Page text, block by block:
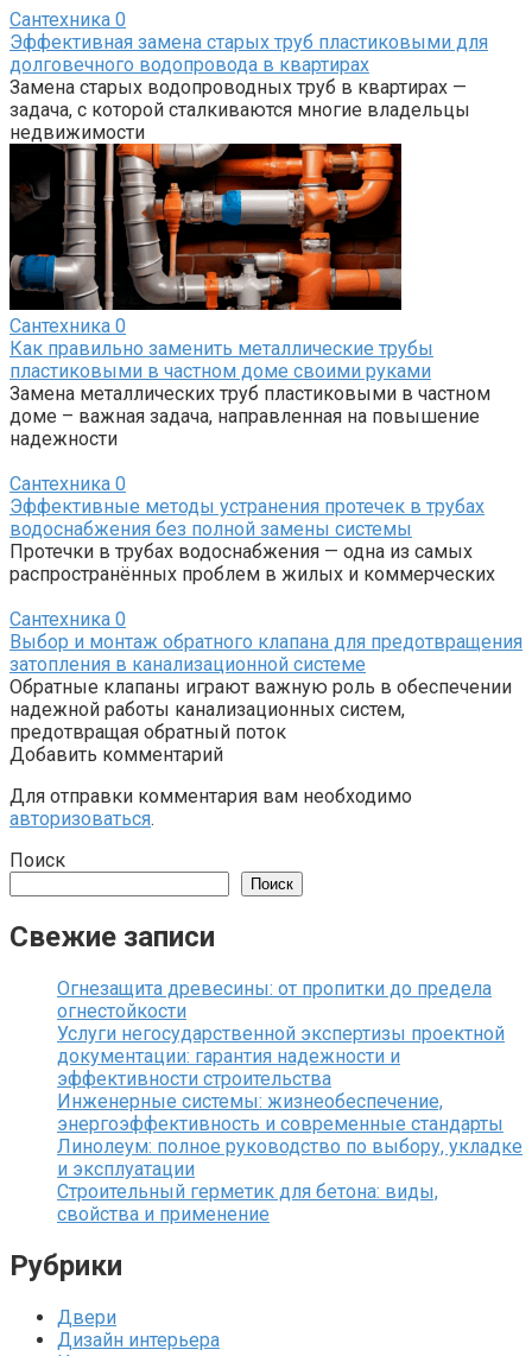
Сантехника 0
Эффективная замена старых труб пластиковыми для
долговечного водопровода в квартирах
Замена старых водопроводных труб в квартирах —
задача, с которой сталкиваются многие владельцы
недвижимости
Сантехника 0
Как правильно заменить металлические трубы
пластиковыми в частном доме своими руками
Замена металлических труб пластиковыми в частном
доме – важная задача, направленная на повышение
надежности
Сантехника 0
Эффективные методы устранения протечек в трубах
водоснабжения без полной замены системы
Протечки в трубах водоснабжения — одна из самых
распространённых проблем в жилых и коммерческих
Сантехника 0
Выбор и монтаж обратного клапана для предотвращения
затопления в канализационной системе
Обратные клапаны играют важную роль в обеспечении
надежной работы канализационных систем,
предотвращая обратный поток
Добавить комментарий
Для отправки комментария вам необходимо
авторизоваться.
Поиск
Поиск
Свежие записи
Огнезащита древесины: от пропитки до предела
огнестойкости
Услуги негосударственной экспертизы проектной
документации: гарантия надежности и
эффективности строительства
Инженерные системы: жизнеобеспечение,
энергоэффективность и современные стандарты
Линолеум: полное руководство по выбору, укладке
и эксплуатации
Строительный герметик для бетона: виды,
свойства и применение
Рубрики
Двери
Дизайн интерьера